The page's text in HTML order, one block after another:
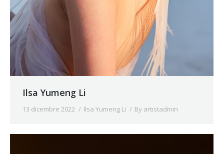
Ilsa Yumeng Li
13 dicembre 2022 Ilsa Yumeng Li By artistadmin